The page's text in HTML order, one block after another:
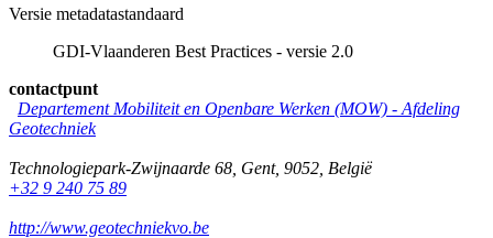
Versie metadatastandaard
GDI-Vlaanderen Best Practices - versie 2.0
contactpunt
Departement Mobiliteit en Openbare Werken (MOW) - Afdeling
Geotechniek
Technologiepark-Zwijnaarde 68 Gent, 9052 België
+32 9 240 75 89
http://www.geotechniekvo.be